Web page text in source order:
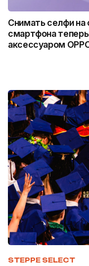
Снимать селфи на
смартфона
аксессуаром
STEPPE SELECT